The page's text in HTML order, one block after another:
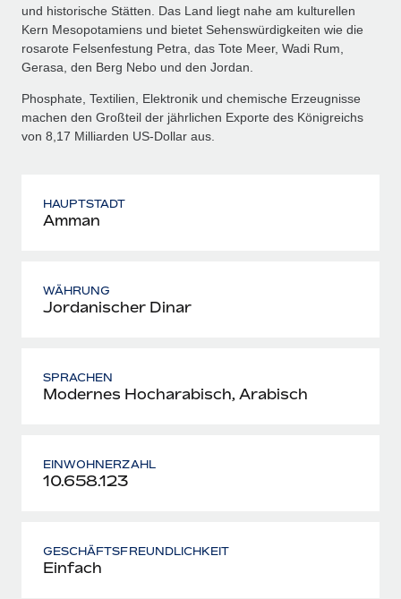
und historische Stätten. Das Land liegt nahe am kulturellen
Kern Mesopotamiens und bietet Sehenswürdigkeiten wie die
rosarote Felsenfestung Petra, das Tote Meer, Wadi Rum,
Gerasa, den Berg Nebo und den Jordan.
Phosphate, Textilien, Elektronik und chemische Erzeugnisse
machen den Großteil der jährlichen Exporte des Königreichs
von 8,17 Milliarden US‑Dollar aus.
HAUPTSTADT
Amman
WÄHRUNG
Jordanischer Dinar
SPRACHEN
Modernes Hocharabisch, Arabisch
EINWOHNERZAHL
10.658.123
GESCHÄFTSFREUNDLICHKEIT
Einfach